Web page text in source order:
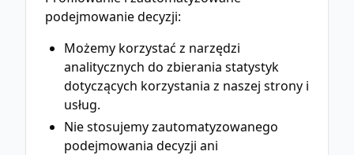
podejmowanie decyzji:
Możemy korzystać z narzędzi
analitycznych do zbierania statystyk
dotyczących korzystania z naszej strony i
usług.
Nie stosujemy zautomatyzowanego
podejmowania decyzji ani